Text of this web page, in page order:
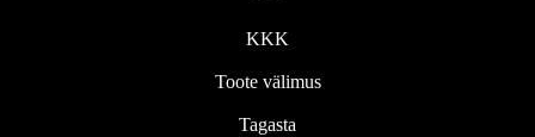
KKK
Toote välimus
Tagasta